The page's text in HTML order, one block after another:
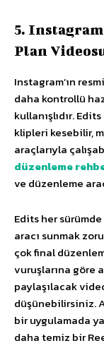
5.
Plan
Instagram’ın resmi
daha kontrollü
kullanışlıdır.
klipleri kesebilir,
araçlarıyla
düzenleme
ve düzenleme
Edits her
aracı sunmak
çok final
vuruşlarına göre
paylaşılacak
düşünebilirsiniz.
bir uygulamada
daha temiz bir